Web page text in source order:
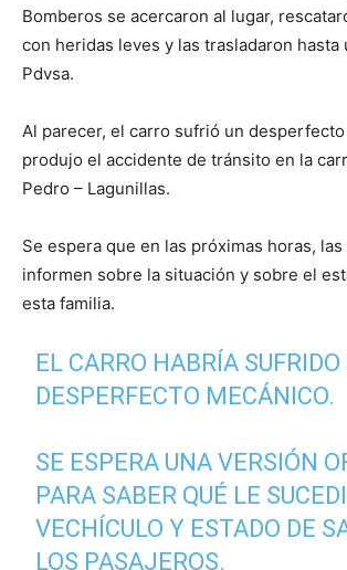
Bomberos se acercaron al lugar,
con heridas leves y las trasladaron hasta
Pdvsa.
Al parecer, el carro sufrió un
produjo el accidente de tránsito en la
Pedro – Lagunillas.
Se espera que en las próximas horas,
informen sobre la situación y sobre el
esta familia.
EL CARRO HABRÍA SUFRIDO
DESPERFECTO MECÁNICO.
SE ESPERA UNA VERSIÓN
PARA SABER QUÉ LE
VECHÍCULO Y ESTADO DE
LOS PASAJEROS.